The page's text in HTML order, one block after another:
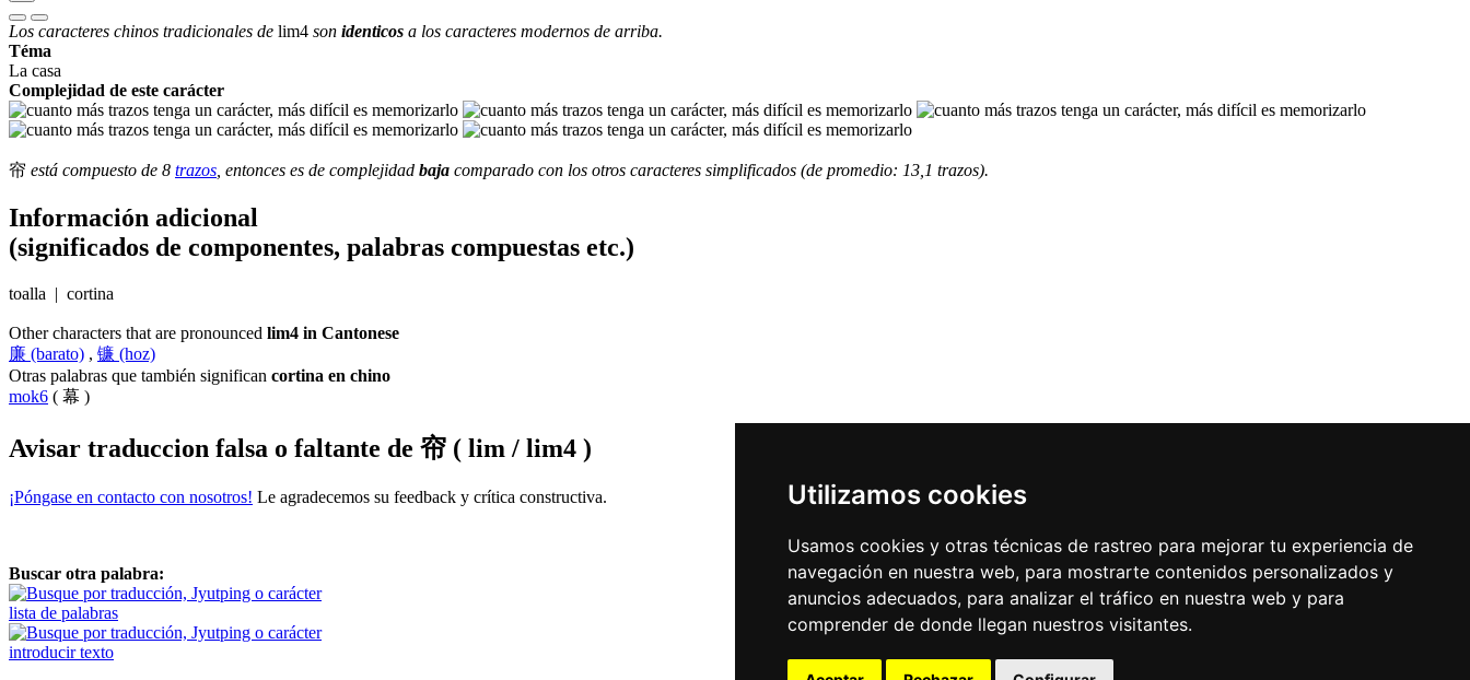
Utilizamos cookies
Usamos cookies y otras técnicas de rastreo para mejorar tu experiencia de
navegación en nuestra web, para mostrarte contenidos personalizados y
anuncios adecuados, para analizar el tráfico en nuestra web y para
comprender de donde llegan nuestros visitantes.
Los caracteres chinos tradicionales de lim4 son identicos a los caracteres modernos de arriba.
Téma
La casa
Complejidad de este carácter
帘 está compuesto de 8 trazos , entonces es de complejidad baja comparado con los otros caracteres simplificados (de promedio: 13,1 trazos).
Información adicional
(significados de componentes, palabras compuestas etc.)
toalla | cortina
Other characters that are pronounced lim4 in Cantonese
廉 (barato) , 镰 (hoz)
Otras palabras que también significan cortina en chino
mok6 ( 幕 )
Avisar traduccion falsa o faltante de 帘 ( lim / lim4 )
¡Póngase en contacto con nosotros! Le agradecemos su feedback y crítica constructiva.
Buscar otra palabra:
lista de palabras
introducir texto